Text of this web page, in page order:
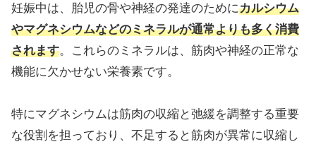
妊娠中は、胎児の骨や神経の発達のためにカルシウム
やマグネシウムなどのミネラルが通常よりも多く消費
されます。これらのミネラルは、筋肉や神経の正常な
機能に欠かせない栄養素です。
特にマグネシウムは筋肉の収縮と弛緩を調整する重要
な役割を担っており、不足すると筋肉が異常に収縮し